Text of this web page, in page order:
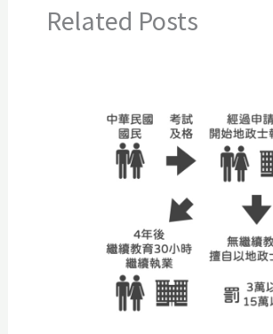
Related Posts